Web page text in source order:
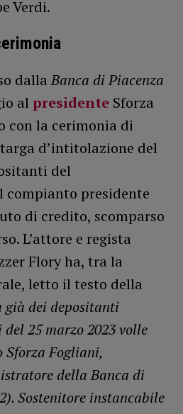
Verdi.
dallaBanca di Piacenza
al presidente Sforza
con la cerimonia di
d’intitolazione del
del
compianto presidente
di credito, scomparso
L’attore e regista
Flory ha, tra la
letto il testo della
già dei depositanti
del 25 marzo 2023 volle
Fogliani,
della Banca di
Sostenitore instancabile